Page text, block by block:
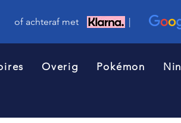
of achteraf met |
Overig Pokémon